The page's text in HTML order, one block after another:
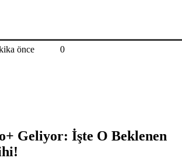
önce 0
Geliyor: İşte O Beklenen